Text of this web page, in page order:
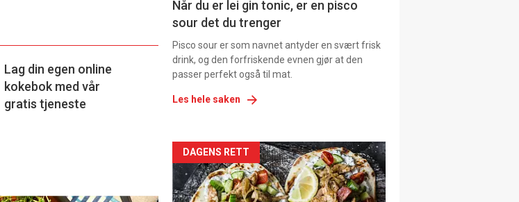
Lag din egen online
kokebok med vår
gratis tjeneste
Når du er lei gin tonic, er en pisco
sour det du trenger
Pisco sour er som navnet antyder en svært frisk
drink, og den forfriskende evnen gjør at den
passer perfekt også til mat.
Les hele saken
Artikler
detail
DAGENS RETT